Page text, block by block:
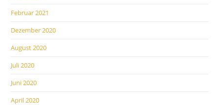
Februar 2021
Dezember 2020
August 2020
Juli 2020
Juni 2020
April 2020